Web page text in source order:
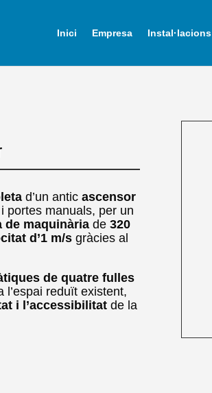
Inici Empresa Instal·lacions
d’un anticascensor
i portes manuals, per un
de maquinària de320
d’1 m/s gràcies al
de quatre fulles
l’espai reduït existent,
i l’accessibilitat de la